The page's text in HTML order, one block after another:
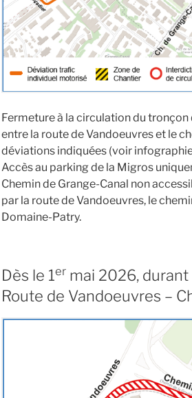
Fermeture à la circulation du
entre la route de Vandoeuvres et le
déviations indiquées (voir
Accès au parking de la Migros
Chemin de Grange-Canal non
par la route de Vandoeuvres, le
Domaine-Patry.
Dès le 1ermai 2026, durant
Route de Vandoeuvres –